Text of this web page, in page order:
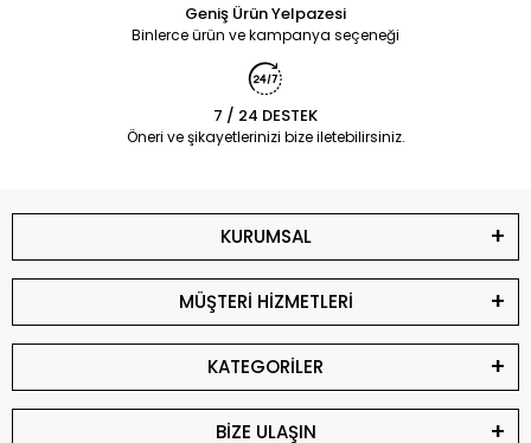
Geniş Ürün Yelpazesi
Binlerce ürün ve kampanya seçeneği
7 / 24 DESTEK
Öneri ve şikayetlerinizi bize iletebilirsiniz.
KURUMSAL
MÜŞTERİ HİZMETLERİ
KATEGORİLER
BİZE ULAŞIN